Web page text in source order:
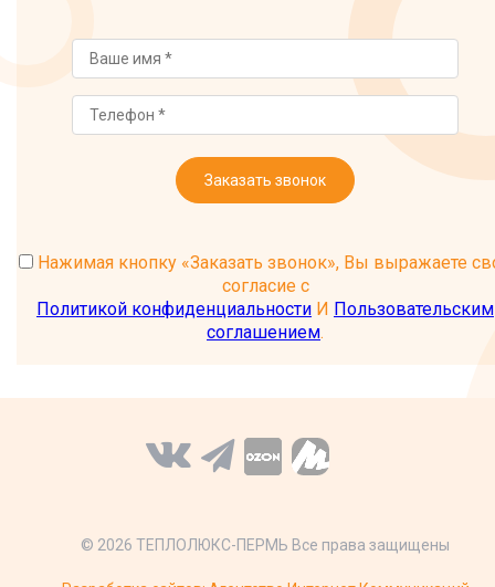
Заказать звонок
Нажимая кнопку «Заказать звонок», Вы выражаете
согласие с
Политикой конфиденциальности И Пользовательским
соглашением.
© 2026 ТЕПЛОЛЮКС-ПЕРМЬ Все права защищены